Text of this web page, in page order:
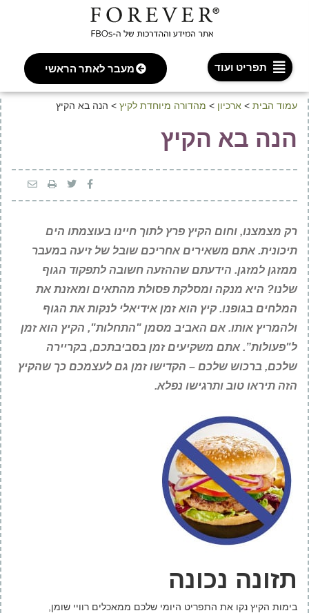
תפריט ועוד מעבר לאתר הראשי
עמוד הבית > ארכיון > מהדורה מיוחדת לקיץ > הנה בא הקיץ
הנה בא הקיץ
רק מצמצנו, וחום הקיץ פרץ לתוך חיינו בעוצמתו הים
תיכונית. אתם משאירים אחריכם שובל של זיעה במעבר
ממזגן למזגן. הידעתם שההזעה חשובה לתפקוד הגוף
שלנו? היא מנקה ומסלקת פסולת מהתאים ומאזנת את
המלחים בגופנו. קיץ הוא זמן אידיאלי לנקות את הגוף
ולהמריץ אותו. אם האביב מסמן "התחלות", הקיץ הוא זמן
ל"פעולות”. אתם משקיעים זמן בסביבתכם, בקריירה
שלכם, ברכוש שלכם – הקדישו זמן גם לעצמכם כך שהקיץ
הזה תיראו טוב ותרגישו נפלא.
תזונה נכונה
בימות הקיץ נקו את התפריט היומי שלכם ממאכלים רוויי שומן,